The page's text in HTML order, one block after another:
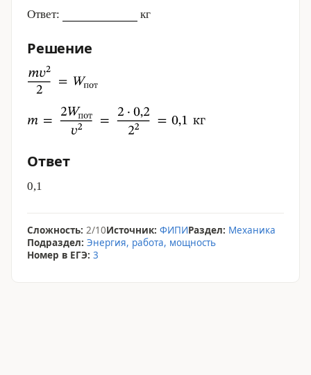
Ответ: кг
Решение
Ответ
0,1
Сложность: 2/10Источник: ФИПИРаздел: Механика
Подраздел: Энергия, работа, мощность
Номер в ЕГЭ: 3